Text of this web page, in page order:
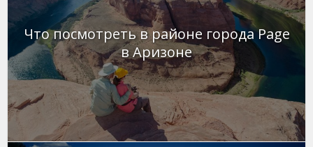
Что посмотреть в районе города Page
в Аризоне